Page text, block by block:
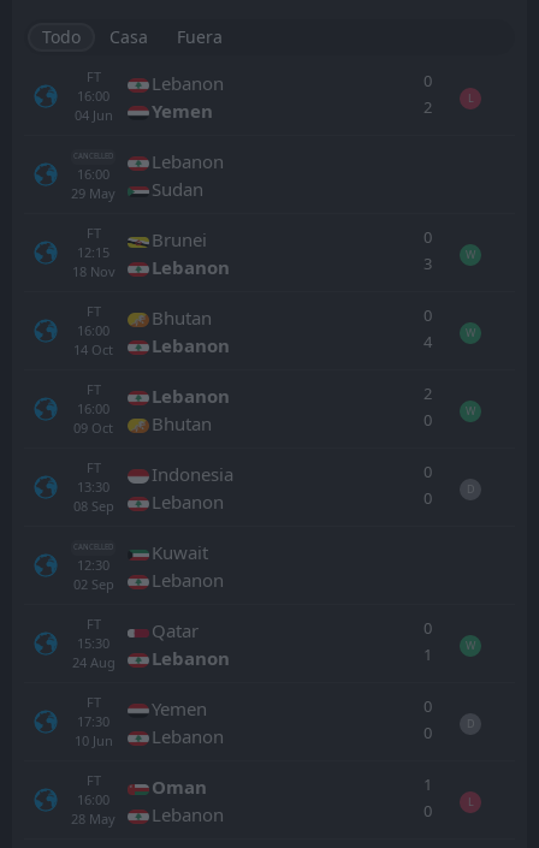
Todo Casa Fuera
FT
16:00
04 Jun
Lebanon
Yemen
0
2
L
CANCELLED
16:00
29 May
Lebanon
Sudan
FT
12:15
18 Nov
Brunei
Lebanon
0
3
W
FT
16:00
14 Oct
Bhutan
Lebanon
0
4
W
FT
16:00
09 Oct
Lebanon
Bhutan
2
0
W
FT
13:30
08 Sep
Indonesia
Lebanon
0
0
D
CANCELLED
12:30
02 Sep
Kuwait
Lebanon
FT
15:30
24 Aug
Qatar
Lebanon
0
1
W
FT
17:30
10 Jun
Yemen
Lebanon
0
0
D
FT
16:00
28 May
Oman
Lebanon
1
0
L